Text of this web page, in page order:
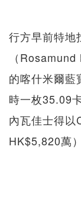
行方早前特地
（
的喀什米爾藍
時一枚35.09
內瓦佳士得
HK$5,820萬）